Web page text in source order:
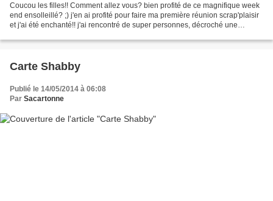
Coucou les filles!! Comment allez vous? bien profité de ce magnifique week
end ensolleillé? ;) j'en ai profité pour faire ma première réunion scrap'plaisir
et j'ai été enchanté!! j'ai rencontré de super personnes, décroché une
Carte Shabby
Publié le 14/05/2014 à 06:08
Par Sacartonne